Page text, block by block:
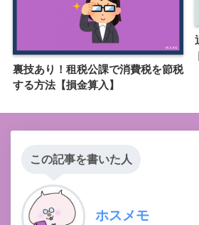
裏技あり！租税公課で消費税を節税
する方法【損金算入】
この記事を書いた人
ホスメモ